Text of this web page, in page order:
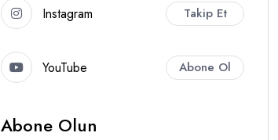
Instagram Takip Et
YouTube Abone Ol
Abone Olun